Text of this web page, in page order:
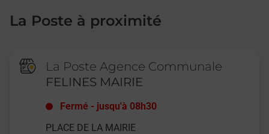
La Poste à proximité
La Poste Agence Communale
FELINES MAIRIE
Fermé - jusqu'à 08h30
PLACE DE LA MAIRIE